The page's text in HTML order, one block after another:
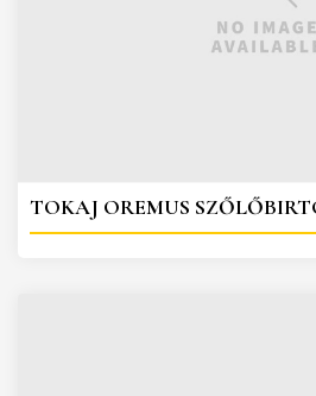
TOKAJ OREMUS